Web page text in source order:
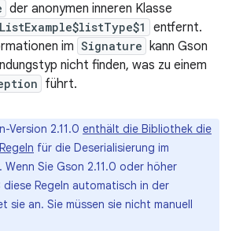
der anonymen inneren Klasse
entfernt.
im Signature kann Gson
nicht finden, was zu einem
führt.
Version 2.11.0 enthält die Bibliothek die
für die Deserialisierung im
Sie Gson 2.11.0 oder höher
Regeln automatisch in der
sie an. Sie müssen sie nicht manuell